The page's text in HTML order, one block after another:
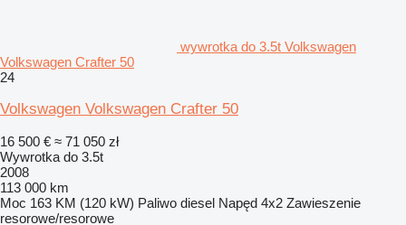
wywrotka do 3.5t Volkswagen
Volkswagen Crafter 50
24
Volkswagen Volkswagen Crafter 50
16 500 € ≈ 71 050 zł
Wywrotka do 3.5t
2008
113 000 km
Moc 163 KM (120 kW) Paliwo diesel Napęd 4x2 Zawieszenie
resorowe/resorowe